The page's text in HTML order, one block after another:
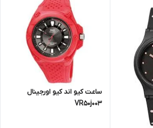
ساعت کیو اند کیو اورجینال
VR50j003